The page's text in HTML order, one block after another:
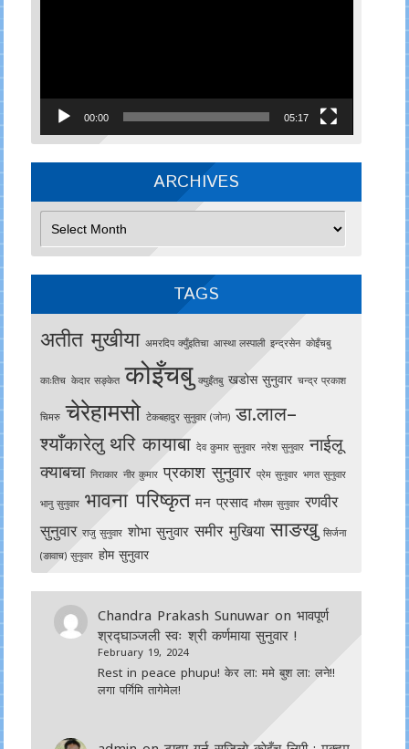
00:00 05:17
ARCHIVES
TAGS
अतीत मुखीया अमरदिप क्युँइतिचा आस्था लस्पाली इन्द्रसेन काेइँचबु
काःतिच केदार सङ्केत कोइँचबु क्युइँतबु खडोस सुनुवार चन्द्र प्रकाश
चिमरु चेरेहामसो टेकबहादुर सुनुवार (जोन) डा.लाल–
श्याँकारेलु थरि कायाबा देव कुमार सुनुवार नरेश सुनुवार नाईलू
क्याबचा निराकार नीर कुमार प्रकाश सुनुवार प्रेम सुनुवार भगत सुनुवार
भानु सुनुवार भावना परिष्कृत मन प्रसाद मौसम सुनुवार रणवीर
सुनुवार राजु सुनुवार शोभा सुनुवार समीर मुखिया साङखु सिर्जना
(ङावाच) सुनुवार होम सुनुवार
Chandra Prakash Sunuwar onभावपूर्ण
श्रद्घाञ्जली स्वः श्री कर्णमाया सुनुवार !
February 19, 2024
Rest in peace phupu! केर ला: ममे बुश ला: लने!!
लगा पर्गिमि तागेमेल!